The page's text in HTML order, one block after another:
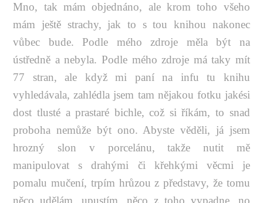
Mno, tak mám objednáno, ale krom toho všeho
mám ještě strachy, jak to s tou knihou nakonec
vůbec bude. Podle mého zdroje měla být na
ústředně a nebyla. Podle mého zdroje má taky mít
77 stran, ale když mi paní na infu tu knihu
vyhledávala, zahlédla jsem tam nějakou fotku jakési
dost tlusté a prastaré bichle, což si říkám, to snad
proboha nemůže být ono. Abyste věděli, já jsem
hrozný slon v porcelánu, takže nutit mě
manipulovat s drahými či křehkými věcmi je
pomalu mučení, trpím hrůzou z představy, že tomu
něco udělám, upustím, něco z toho vypadne, no